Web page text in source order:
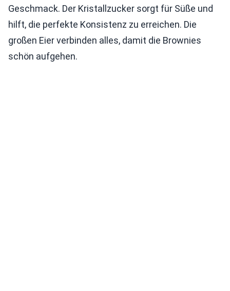
Geschmack. Der Kristallzucker sorgt für Süße und
hilft, die perfekte Konsistenz zu erreichen. Die
großen Eier verbinden alles, damit die Brownies
schön aufgehen.